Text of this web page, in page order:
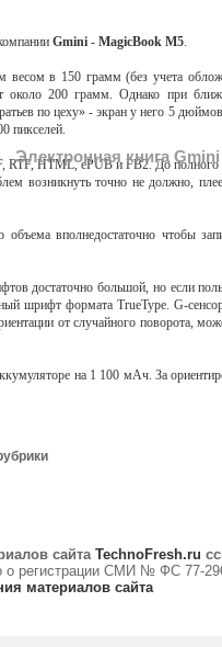
Электронная книга
Gmini - MagicBook M5.
весом в 150 грамм (без учета
около 200 грамм. Однако при
по цеху» - экран у него 5
пикселей.
RTF, HTML, ePUB и FB2. До полного
возникнуть точно не должно,
вполнедостаточно чтобы
достаточно большой, но если
шрифт формата TrueType. G-
от случайного поворота,
на 1 100 мАч. За
сайтаTechnoFresh.ru
о регистрации СМИ № ФС 77-
материалов сайта